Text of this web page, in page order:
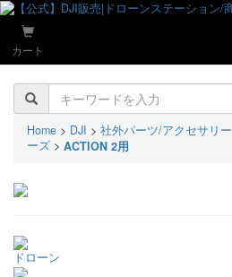
カート
Home > DJI > 社外パーツ/アクセサリー
ーズ > ACTION 2用
ドローン